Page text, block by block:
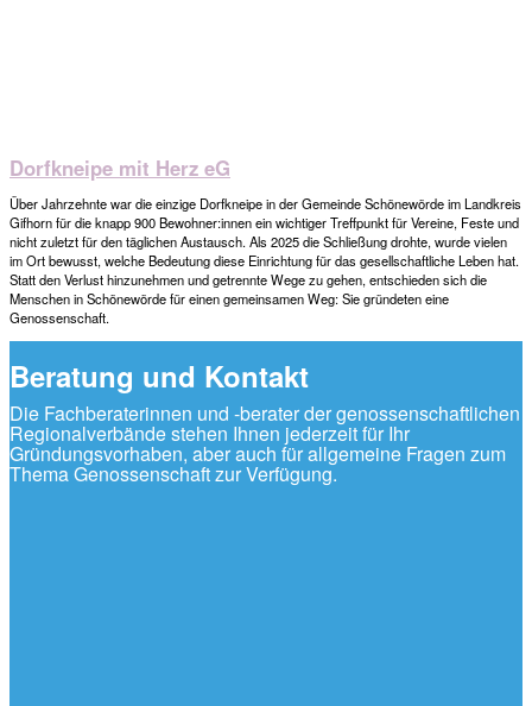
Dorfkneipe mit Herz eG
Über Jahrzehnte war die einzige Dorfkneipe in der Gemeinde Schönewörde im Landkreis
Gifhorn für die knapp 900 Bewohner:innen ein wichtiger Treffpunkt für Vereine, Feste und
nicht zuletzt für den täglichen Austausch. Als 2025 die Schließung drohte, wurde vielen
im Ort bewusst, welche Bedeutung diese Einrichtung für das gesellschaftliche Leben hat.
Statt den Verlust hinzunehmen und getrennte Wege zu gehen, entschieden sich die
Menschen in Schönewörde für einen gemeinsamen Weg: Sie gründeten eine
Genossenschaft.
Beratung und Kontakt
Die Fachberaterinnen und -berater der genossenschaftlichen
Regionalverbände stehen Ihnen jederzeit für Ihr
Gründungsvorhaben, aber auch für allgemeine Fragen zum
Thema Genossenschaft zur Verfügung.